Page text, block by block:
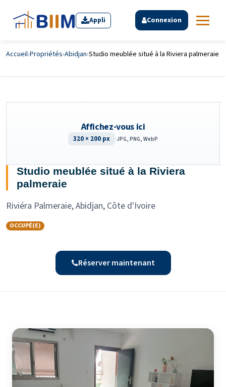
Appli Connexion
Accueil›Propriétés›Abidjan›Studio meublée situé à la Riviera palmeraie
Studio meublée situé à la Riviera
palmeraie
Riviéra Palmeraie, Abidjan, Côte d'Ivoire
OCCUPÉ(E)
Réserver maintenant
Affichez-vous ici
320 × 200 px ·JPG, PNG, WebP